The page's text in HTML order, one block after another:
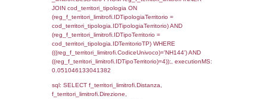
DataChiusura,
'%d/%m/%Y') as DataUltimoPIR FROM
WHERE (((d3_ispezioni.IDNotifica)=2329)),
0.00065493583679199
sql: SELECT el_nazioni.DescIT,
FROM f_confini_stato INNER JOIN